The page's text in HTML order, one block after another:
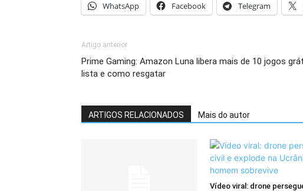
WhatsApp Facebook Telegram
Artigo anterior
Prime Gaming: Amazon Luna libera mais de 10 jogos
lista e como resgatar
ARTIGOS RELACIONADOS Mais do autor
Vídeo viral: drone